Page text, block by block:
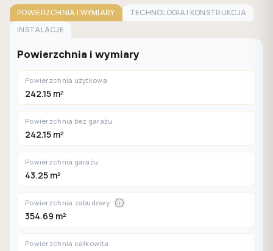
POWIERZCHNIA I WYMIARY
TECHNOLOGIA I KONSTRUKCJA
INSTALACJE
Powierzchnia i wymiary
Powierzchnia użytkowa
242.15 m²
Powierzchnia bez garażu
242.15 m²
Powierzchnia garażu
43.25 m²
Powierzchnia zabudowy
354.69 m²
Powierzchnia całkowita